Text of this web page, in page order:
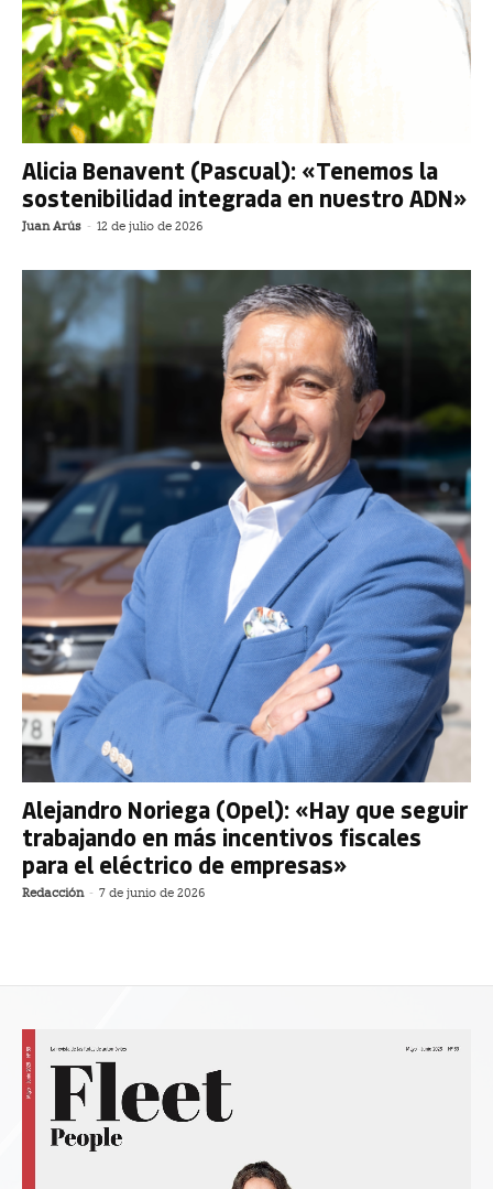
Alicia Benavent (Pascual): «Tenemos la
sostenibilidad integrada en nuestro ADN»
Juan Arús - 12 de julio de 2026
Alejandro Noriega (Opel): «Hay que seguir
trabajando en más incentivos fiscales
para el eléctrico de empresas»
Redacción - 7 de junio de 2026